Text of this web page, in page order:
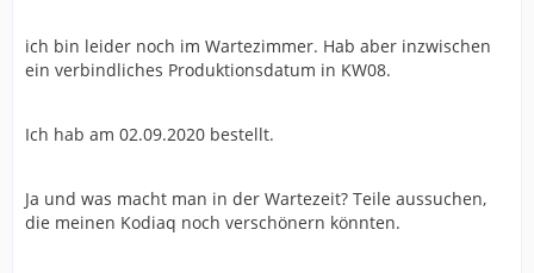
ich bin leider noch im Wartezimmer. Hab aber inzwischen
ein verbindliches Produktionsdatum in KW08.
Ich hab am 02.09.2020 bestellt.
Ja und was macht man in der Wartezeit? Teile aussuchen,
die meinen Kodiaq noch verschönern könnten.